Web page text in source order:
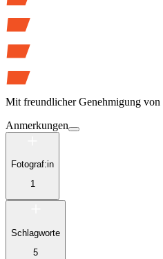
Mit freundlicher Genehmigung von
Anmerkungen
Fotograf:in
1
Schlagworte
5